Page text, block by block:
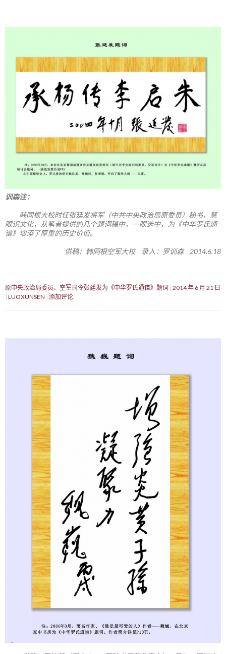
训森注：
韩同根大校时任张廷发将军（中共中央政治局原委员）秘书，慧
眼识文化，从笔者提供的几个题词稿中，一眼选中，为《中华罗氏通
谱》增添了厚重的历史价值。
供稿：韩同根空军大校 录入：罗训森 2014.6.18
原中央政治局委员、空军司令张廷发为《中华罗氏通谱》题词 2014 年 6 月 21 日
LUOXUNSEN 添加评论